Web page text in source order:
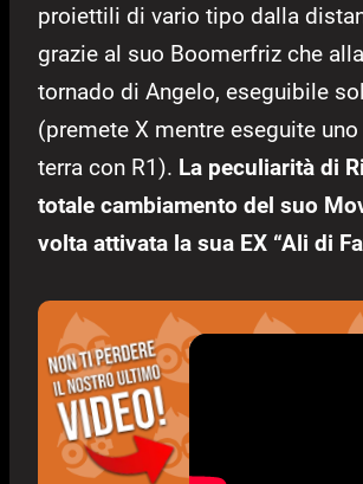
proiettili di vario tipo dalla
grazie al suo Boomerfriz che
tornado di Angelo, eseguibile
(premete X mentre eseguite
terra con R1). La peculiarità di
totale cambiamento del suo
volta attivata la sua EX “Ali di